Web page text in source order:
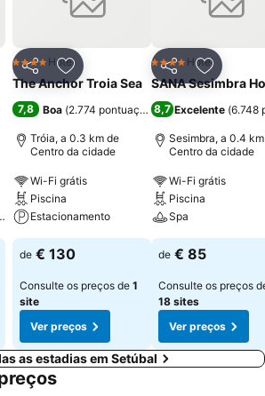
favoritos
PartilharAdicionar aos favoritos
4 EstrelasHotel
The Anchor Troia Sea
7,8 Boa (2.774 pontuações)
Tróia, a 0.3 km de
Centro da cidade
Wi-Fi grátis
Piscina
Estacionamento
de € 130
Consulte os preços de 1
site
Ver preços
Partilhar
4 EstrelasHotel
SANA Sesimbra
8,7 Excelente (6.748
Sesimbra, a 0.4
Centro da cidade
Wi-Fi grátis
Piscina
Spa
de € 85
Consulte os preços
18 sites
Ver preços
as estadias em Setúbal